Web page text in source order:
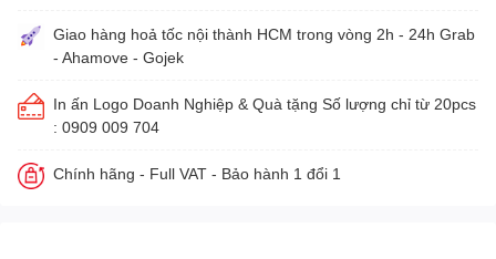
Giao hàng hoả tốc nội thành HCM trong vòng 2h - 24h Grab
- Ahamove - Gojek
In ấn Logo Doanh Nghiệp & Quà tặng Số lượng chỉ từ 20pcs
: 0909 009 704
Chính hãng - Full VAT - Bảo hành 1 đổi 1